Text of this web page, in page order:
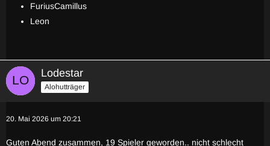
FuriusCamillus
Leon
Lodestar
Alohutträger
20. Mai 2026 um 20:21
Guten Abend zusammen, 19 Spieler geworden.. nicht schlecht